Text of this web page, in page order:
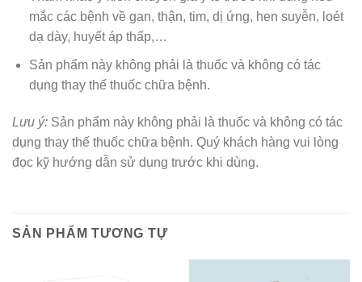
mắc các bệnh về gan, thận, tim, dị ứng, hen suyễn, loét
dạ dày, huyết áp thấp,…
Sản phẩm này không phải là thuốc và không có tác
dụng thay thế thuốc chữa bệnh.
Lưu ý: Sản phẩm này không phải là thuốc và không có tác
dụng thay thế thuốc chữa bệnh. Quý khách hàng vui lòng
đọc kỹ hướng dẫn sử dụng trước khi dùng.
SẢN PHẨM TƯƠNG TỰ